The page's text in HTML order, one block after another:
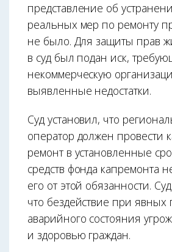
представление об
реальных мер по ремонту
не было. Для защиты прав
в суд был подан иск,
некоммерческую
выявленные недостатки.
Суд установил, что
оператор должен провести
ремонт в установленные
средств фонда капремонта
его от этой обязанности.
что бездействие при явных
аварийного состояния
и здоровью граждан.